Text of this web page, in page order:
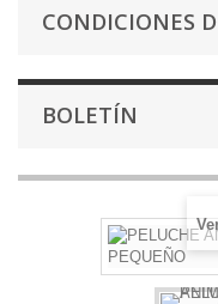
CONDICIONES
BOLETÍN